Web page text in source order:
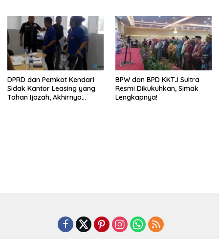
DPRD dan Pemkot Kendari
Sidak Kantor Leasing yang
Tahan Ijazah, Akhirnya
BPW dan BPD KKTJ Sultra
Resmi Dikukuhkan, Simak
Lengkapnya!